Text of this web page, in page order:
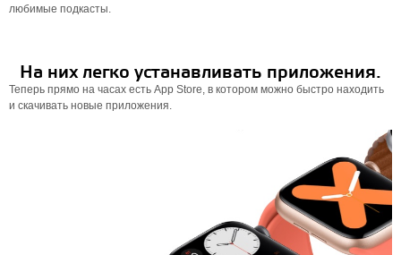
любимые подкасты.
На них легко устанавливать приложения.
Теперь прямо на часах есть App Store, в котором можно быстро находить
и скачивать новые приложения.